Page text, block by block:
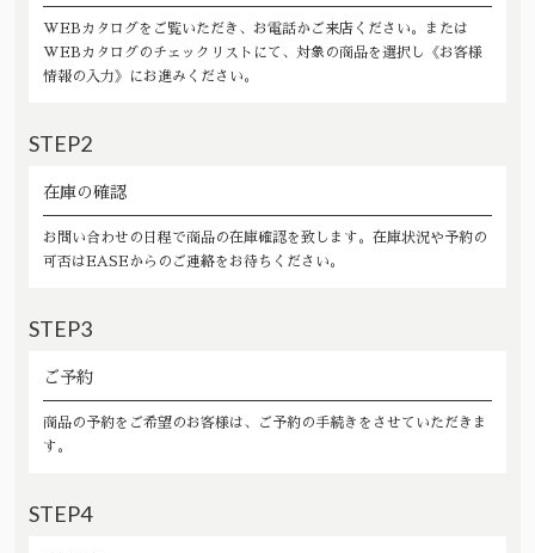
WEBカタログをご覧いただき、お電話かご来店ください。または
WEBカタログのチェックリストにて、対象の商品を選択し《お客様
情報の入力》にお進みください。
STEP2
在庫の確認
お問い合わせの日程で商品の在庫確認を致します。在庫状況や予約の
可否はEASEからのご連絡をお待ちください。
STEP3
ご予約
商品の予約をご希望のお客様は、ご予約の手続きをさせていただきま
す。
STEP4